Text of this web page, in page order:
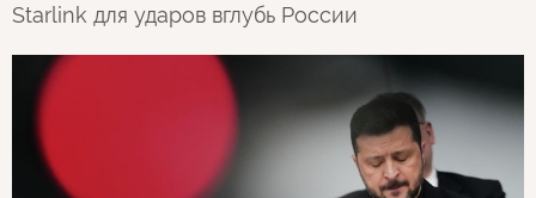
Starlink для ударов вглубь России